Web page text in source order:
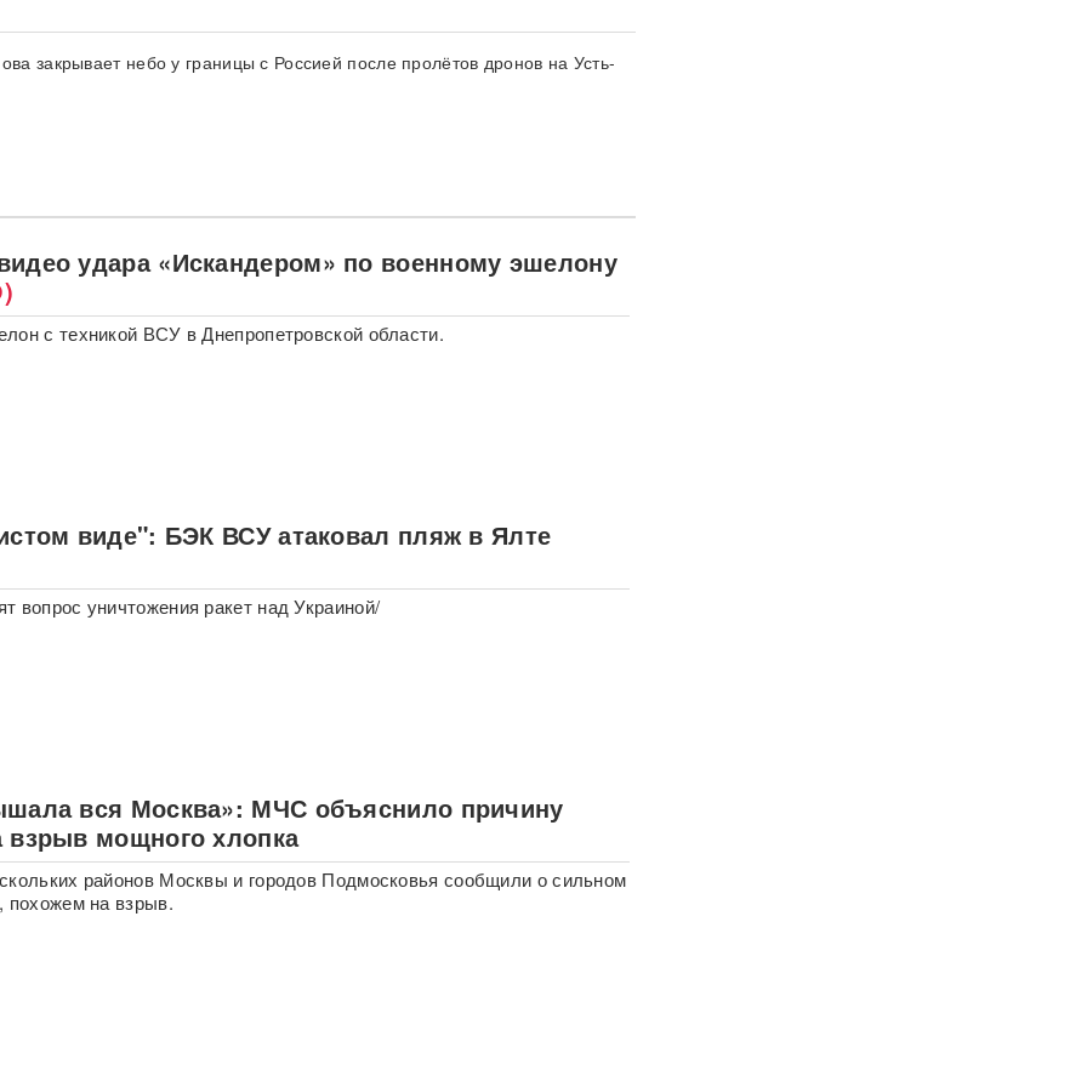
закрывает небо у границы с Россией после пролётов дронов на Усть-
удара «Искандером» по военному эшелону
с техникой ВСУ в Днепропетровской области.
виде": БЭК ВСУ атаковал пляж в Ялте
вопрос уничтожения ракет над Украиной/
вся Москва»: МЧС объяснило причину
взрыв мощного хлопка
районов Москвы и городов Подмосковья сообщили о сильном
похожем на взрыв.